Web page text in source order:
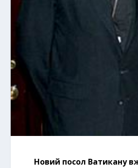
Новий посол Ватикану